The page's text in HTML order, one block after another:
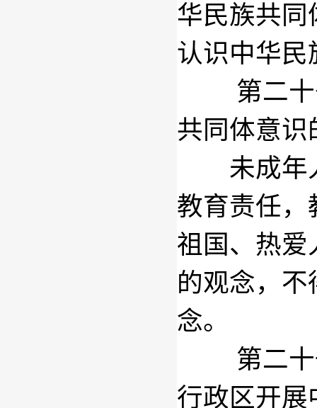
华民族共
认识中华民
第二
共同体意识
未成年人
教育责任，
祖国、热爱
的观念，
念。
第二
行政区开展